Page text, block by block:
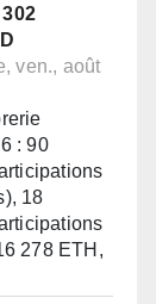
ven., août
: 90
18
278 ETH,